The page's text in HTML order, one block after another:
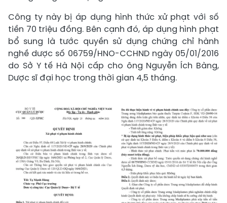
Công ty này bị áp dụng hình thức xử phạt với số
tiền 70 triệu đồng. Bên cạnh đó, áp dụng hình phạt
bổ sung là tước quyền sử dụng chứng chỉ hành
nghề dược số 06759/HNO-CCHND ngày 05/01/2016
do Sở Y tế Hà Nội cấp cho ông Nguyễn Ích Bàng,
Dược sĩ đại học trong thời gian 4,5 tháng.